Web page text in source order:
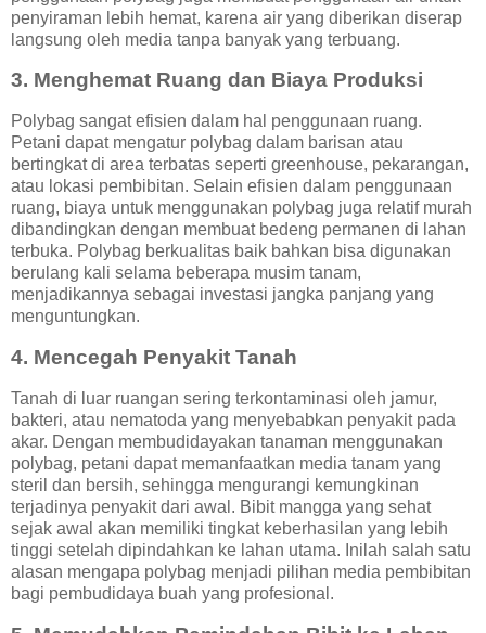
penyiraman lebih hemat, karena air yang diberikan diserap
langsung oleh media tanpa banyak yang terbuang.
3. Menghemat Ruang dan Biaya Produksi
Polybag sangat efisien dalam hal penggunaan ruang.
Petani dapat mengatur polybag dalam barisan atau
bertingkat di area terbatas seperti greenhouse, pekarangan,
atau lokasi pembibitan. Selain efisien dalam penggunaan
ruang, biaya untuk menggunakan polybag juga relatif murah
dibandingkan dengan membuat bedeng permanen di lahan
terbuka. Polybag berkualitas baik bahkan bisa digunakan
berulang kali selama beberapa musim tanam,
menjadikannya sebagai investasi jangka panjang yang
menguntungkan.
4. Mencegah Penyakit Tanah
Tanah di luar ruangan sering terkontaminasi oleh jamur,
bakteri, atau nematoda yang menyebabkan penyakit pada
akar. Dengan membudidayakan tanaman menggunakan
polybag, petani dapat memanfaatkan media tanam yang
steril dan bersih, sehingga mengurangi kemungkinan
terjadinya penyakit dari awal. Bibit mangga yang sehat
sejak awal akan memiliki tingkat keberhasilan yang lebih
tinggi setelah dipindahkan ke lahan utama. Inilah salah satu
alasan mengapa polybag menjadi pilihan media pembibitan
bagi pembudidaya buah yang profesional.